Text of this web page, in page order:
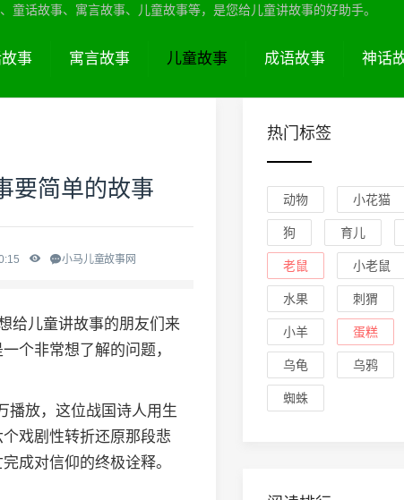
童话故事、寓言故事、儿童故事等，是您给儿童讲故事的好助手。
事 寓言故事 儿童故事 成语故事 神话
要简单的故事
小马儿童故事网
给儿童讲故事的朋友们来
个非常想了解的问题，
播放，这位战国诗人用生
戏剧性转折还原那段悲
成对信仰的终极诠释。
热门标签
动物 小花猫
狗 育儿
老鼠 小老鼠
水果 刺猬
小羊 蛋糕
乌龟 乌鸦
蜘蛛